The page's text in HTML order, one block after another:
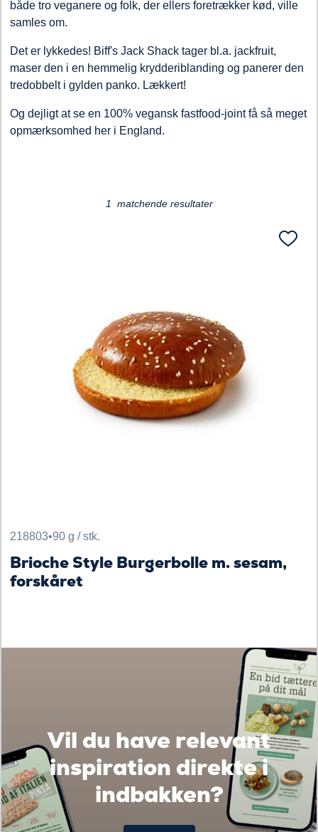
både tro veganere og folk, der ellers foretrækker kød, ville
samles om.
Det er lykkedes! Biff's Jack Shack tager bl.a. jackfruit,
maser den i en hemmelig krydderiblanding og panerer den
tredobbelt i gylden panko. Lækkert!
Og dejligt at se en 100% vegansk fastfood-joint få så meget
opmærksomhed her i England.
1 matchende resultater
218803•90 g / stk.
Brioche Style Burgerbolle m. sesam,
forskåret
Vil du have relevant
inspiration direkte i
indbakken?